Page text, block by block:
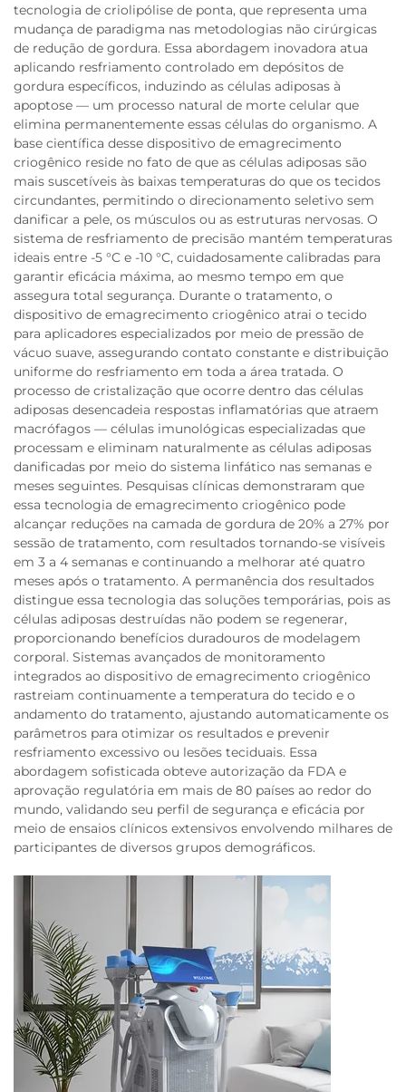
tecnologia de criolipólise de ponta, que representa uma
mudança de paradigma nas metodologias não cirúrgicas
de redução de gordura. Essa abordagem inovadora atua
aplicando resfriamento controlado em depósitos de
gordura específicos, induzindo as células adiposas à
apoptose — um processo natural de morte celular que
elimina permanentemente essas células do organismo. A
base científica desse dispositivo de emagrecimento
criogênico reside no fato de que as células adiposas são
mais suscetíveis às baixas temperaturas do que os tecidos
circundantes, permitindo o direcionamento seletivo sem
danificar a pele, os músculos ou as estruturas nervosas. O
sistema de resfriamento de precisão mantém temperaturas
ideais entre -5 °C e -10 °C, cuidadosamente calibradas para
garantir eficácia máxima, ao mesmo tempo em que
assegura total segurança. Durante o tratamento, o
dispositivo de emagrecimento criogênico atrai o tecido
para aplicadores especializados por meio de pressão de
vácuo suave, assegurando contato constante e distribuição
uniforme do resfriamento em toda a área tratada. O
processo de cristalização que ocorre dentro das células
adiposas desencadeia respostas inflamatórias que atraem
macrófagos — células imunológicas especializadas que
processam e eliminam naturalmente as células adiposas
danificadas por meio do sistema linfático nas semanas e
meses seguintes. Pesquisas clínicas demonstraram que
essa tecnologia de emagrecimento criogênico pode
alcançar reduções na camada de gordura de 20% a 27% por
sessão de tratamento, com resultados tornando-se visíveis
em 3 a 4 semanas e continuando a melhorar até quatro
meses após o tratamento. A permanência dos resultados
distingue essa tecnologia das soluções temporárias, pois as
células adiposas destruídas não podem se regenerar,
proporcionando benefícios duradouros de modelagem
corporal. Sistemas avançados de monitoramento
integrados ao dispositivo de emagrecimento criogênico
rastreiam continuamente a temperatura do tecido e o
andamento do tratamento, ajustando automaticamente os
parâmetros para otimizar os resultados e prevenir
resfriamento excessivo ou lesões teciduais. Essa
abordagem sofisticada obteve autorização da FDA e
aprovação regulatória em mais de 80 países ao redor do
mundo, validando seu perfil de segurança e eficácia por
meio de ensaios clínicos extensivos envolvendo milhares de
participantes de diversos grupos demográficos.